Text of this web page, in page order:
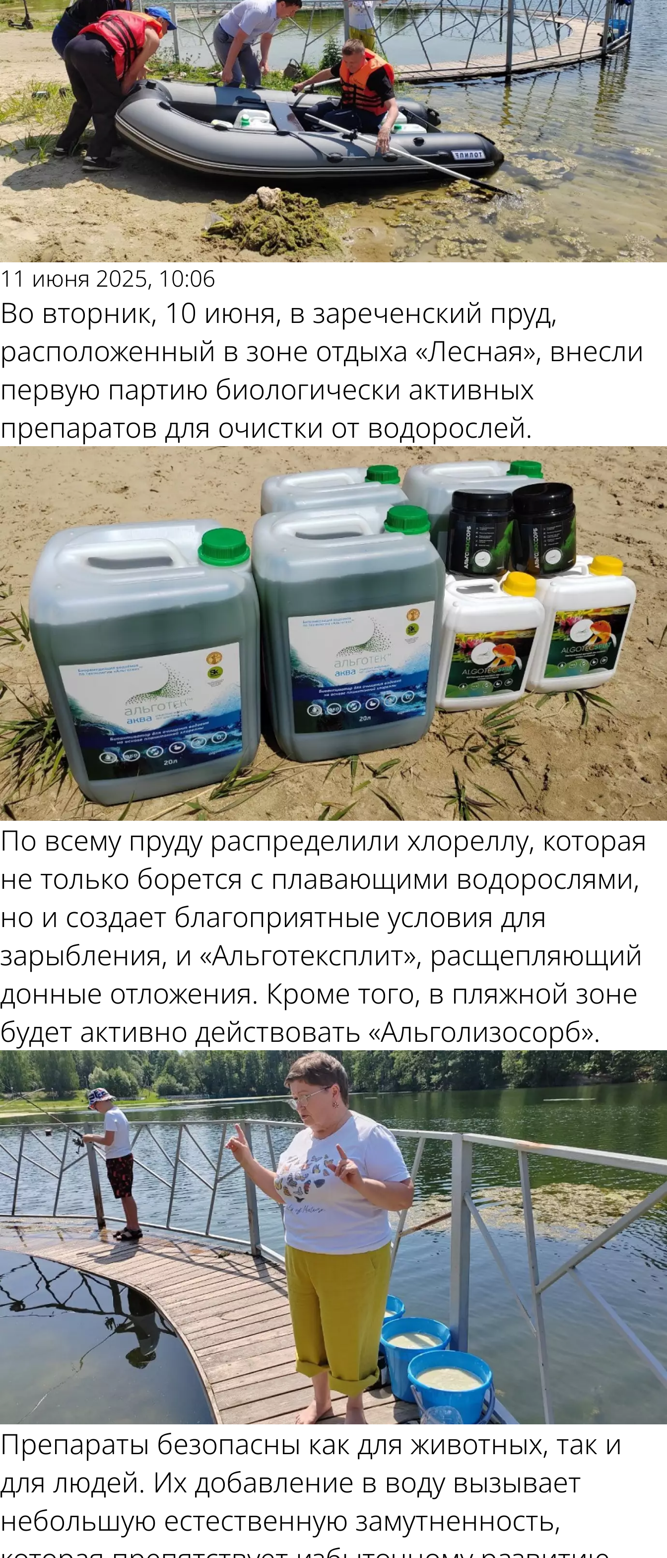
11 июня 2025, 10:06
Во вторник, 10 июня, в зареченский пруд,
расположенный в зоне отдыха «Лесная», внесли
первую партию биологически активных
препаратов для очистки от водорослей.
По всему пруду распределили хлореллу, которая
не только борется с плавающими водорослями,
но и создает благоприятные условия для
зарыбления, и «Альготексплит», расщепляющий
донные отложения. Кроме того, в пляжной зоне
будет активно действовать «Альголизосорб».
Препараты безопасны как для животных, так и
для людей. Их добавление в воду вызывает
небольшую естественную замутненность,